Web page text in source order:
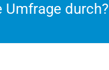
Umfrage durch?